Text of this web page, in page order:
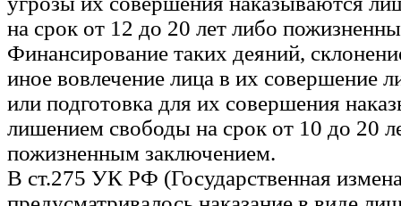
на срок от 12 до 20 лет либо
Финансирование таких деяний,
иное вовлечение лица в их совершение
или подготовка для их совершения
лишением свободы на срок от 10 до 20
пожизненным заключением.
В ст.275 УК РФ (Государственная